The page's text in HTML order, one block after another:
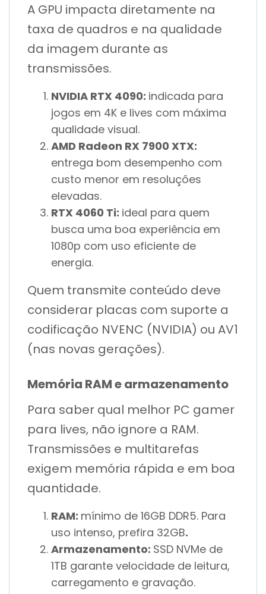
A GPU impacta diretamente na
taxa de quadros e na qualidade
da imagem durante as
transmissões.
NVIDIA RTX 4090: indicada para
jogos em 4K e lives com máxima
qualidade visual.
AMD Radeon RX 7900 XTX:
entrega bom desempenho com
custo menor em resoluções
elevadas.
RTX 4060 Ti: ideal para quem
busca uma boa experiência em
1080p com uso eficiente de
energia.
Quem transmite conteúdo deve
considerar placas com suporte a
codificação NVENC (NVIDIA) ou AV1
(nas novas gerações).
Memória RAM e armazenamento
Para saber qual melhor PC gamer
para lives, não ignore a RAM.
Transmissões e multitarefas
exigem memória rápida e em boa
quantidade.
RAM: mínimo de 16GB DDR5. Para
uso intenso, prefira 32GB.
Armazenamento: SSD NVMe de
1TB garante velocidade de leitura,
carregamento e gravação.